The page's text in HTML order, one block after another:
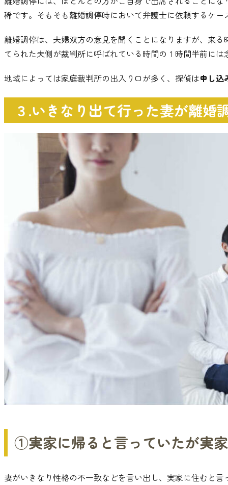
稀です。 そもそも離婚調停時において弁護士に依頼するケ
離婚調停は、 夫婦双方の意見を聞くことになりますが、 来る
てられた夫側が裁判所に呼ばれている時間の１時間半前に
地域によっては家庭裁判所の出入り口が多く 、 探偵は申し込
３.いきなり出て行った妻が離
①実家に帰ると言っていたが実
妻がいきなり性格の不一致などを言い出し、 実家に住むと言